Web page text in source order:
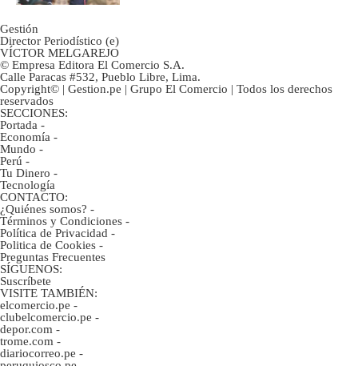
Gestión
Director Periodístico (e)
VÍCTOR MELGAREJO
© Empresa Editora El Comercio S.A.
Calle Paracas #532, Pueblo Libre, Lima.
Copyright© | Gestion.pe | Grupo El Comercio | Todos los derechos
reservados
SECCIONES:
Portada -
Economía -
Mundo -
Perú -
Tu Dinero -
Tecnología
CONTACTO:
¿Quiénes somos? -
Términos y Condiciones -
Política de Privacidad -
Politica de Cookies -
Preguntas Frecuentes
SÍGUENOS:
Suscríbete
VISITE TAMBIÉN:
elcomercio.pe -
clubelcomercio.pe -
depor.com -
trome.com -
diariocorreo.pe -